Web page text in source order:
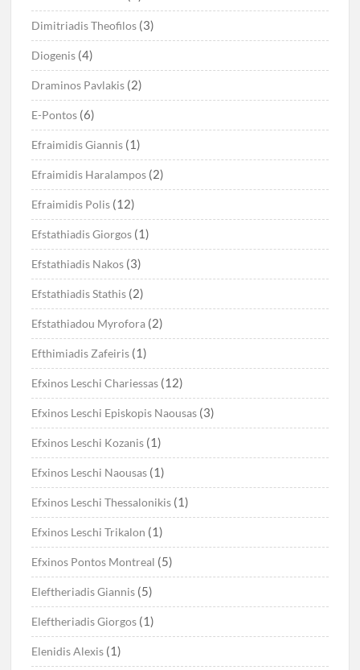
Dimitriadis Theofilos (3)
Diogenis (4)
Draminos Pavlakis (2)
E-Pontos (6)
Efraimidis Giannis (1)
Efraimidis Haralampos (2)
Efraimidis Polis (12)
Efstathiadis Giorgos (1)
Efstathiadis Nakos (3)
Efstathiadis Stathis (2)
Efstathiadou Myrofora (2)
Efthimiadis Zafeiris (1)
Efxinos Leschi Chariessas (12)
Efxinos Leschi Episkopis Naousas (3)
Efxinos Leschi Kozanis (1)
Efxinos Leschi Naousas (1)
Efxinos Leschi Thessalonikis (1)
Efxinos Leschi Trikalon (1)
Efxinos Pontos Montreal (5)
Eleftheriadis Giannis (5)
Eleftheriadis Giorgos (1)
Elenidis Alexis (1)